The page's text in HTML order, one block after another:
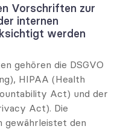
Vorschriften zur
internen
werden
gehören die DSGVO
HIPAA (Health
Act) und der
Act). Die
gewährleistet den